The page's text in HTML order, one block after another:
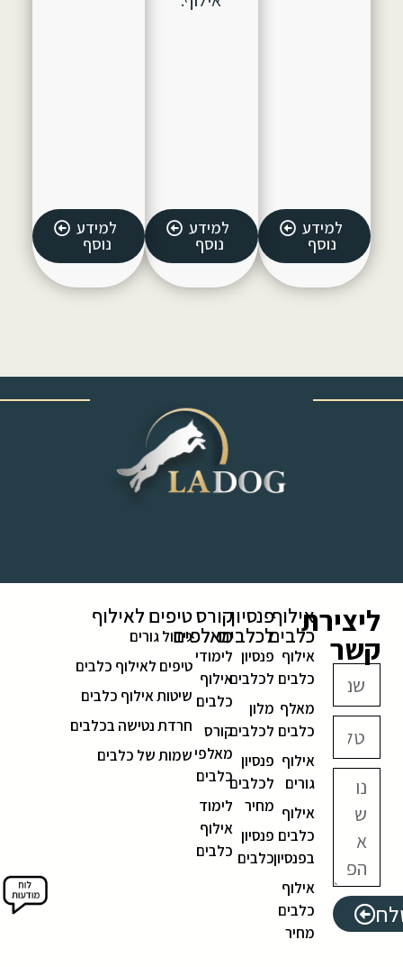
למידע
נוסף
למידע
נוסף
למידע
נוסף
ליצירת
קשר
אילוף
כלבים
אילוף
כלבים
מאלף
כלבים
אילוף
גורים
אילוף
כלבים
בפנסיון
אילוף
כלבים
מחיר
פנסיון
לכלבים
פנסיון
לכלבים
מלון
לכלבים
פנסיון
לכלבים
מחיר
פנסיון
כלבים
קורס
מאלפים
לימודי
אילוף
כלבים
קורס
מאלפי
כלבים
לימוד
אילוף
כלבים
טיפים לאילוף
גידול גורים
טיפים לאילוף כלבים
שיטות אילוף כלבים
חרדת נטישה בכלבים
שמות של כלבים